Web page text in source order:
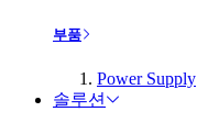
부품
Power Supply
솔루션